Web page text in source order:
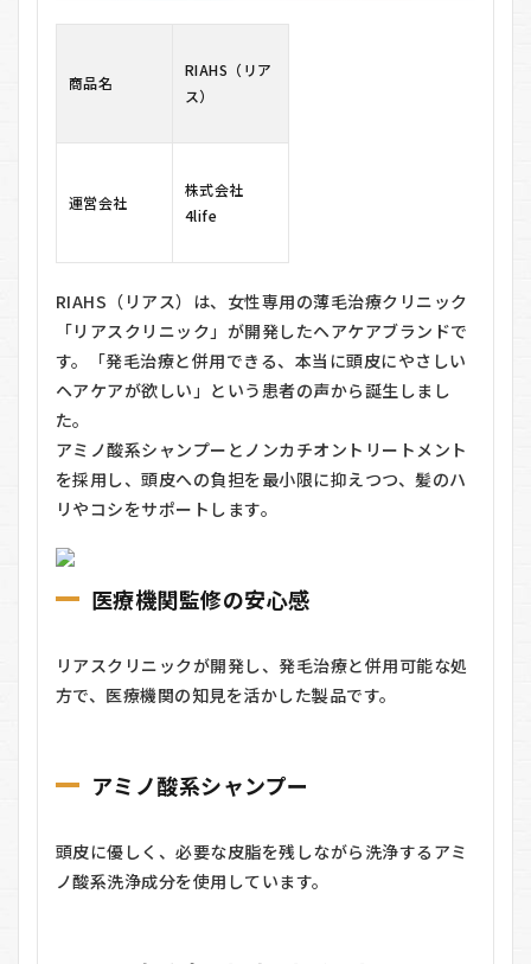
ト
無添
植物
由来
配合
2
RIAHS（リ
アス）の
悪い口コ
ミ
RIAHS（リ
アス）の
良い口コ
ミ
アス）の
料金
■ 初
回体
500円
送料
無
料）
商品名
RIAHS（リア
ス）
運営会社
株式会社
4life
RIAHS（リアス）は、女性専用の薄毛治療クリニック
「リアスクリニック」が開発したヘアケアブランドで
す。「発毛治療と併用できる、本当に頭皮にやさしい
ヘアケアが欲しい」という患者の声から誕生しまし
た。
アミノ酸系シャンプーとノンカチオントリートメント
を採用し、頭皮への負担を最小限に抑えつつ、髪のハ
リやコシをサポートします。
医療機関監修の安心感
リアスクリニックが開発し、発毛治療と併用可能な処
方で、医療機関の知見を活かした製品です。
アミノ酸系シャンプー
頭皮に優しく、必要な皮脂を残しながら洗浄するアミ
ノ酸系洗浄成分を使用しています。